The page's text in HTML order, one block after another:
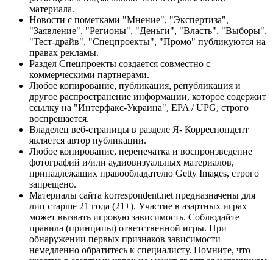
материала.
Новости с пометками "Мнение", "Экспертиза",
"Заявление", "Регионы", "Деньги", "Власть", "Выборы",
"Тест-драйв", "Спецпроекты", "Промо" публикуются на
правах рекламы.
Раздел Спецпроекты создается совместно с
коммерческими партнерами.
Любое копирование, публикация, републикация и
другое распространение информации, которое содержит
ссылку на "Интерфакс-Украина", EPA / UPG, строго
воспрещается.
Владелец веб-страницы в разделе Я- Корреспондент
является автор публикации.
Любое копирование, перепечатка и воспроизведение
фотографий и/или аудиовизуальных материалов,
принадлежащих правообладателю Getty Images, строго
запрещено.
Материалы сайта korrespondent.net предназначены для
лиц старше 21 года (21+). Участие в азартных играх
может вызвать игровую зависимость. Соблюдайте
правила (принципы) ответственной игры. При
обнаружении первых признаков зависимости
немедленно обратитесь к специалисту. Помните, что